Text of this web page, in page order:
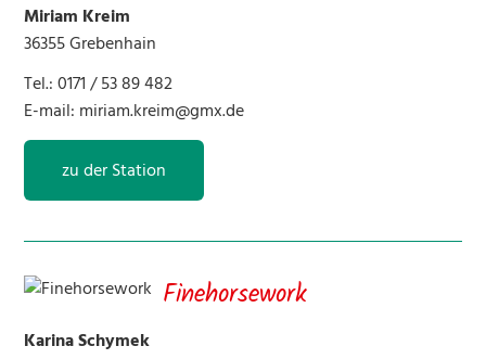
Miriam Kreim
36355 Grebenhain
Tel.: 0171 / 53 89 482
E-mail: miriam.kreim@gmx.de
zu der Station
Finehorsework
Karina Schymek